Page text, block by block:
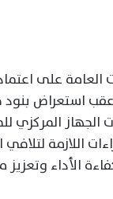
على اعتماد
عقب استعراض
المركزي
اللازمة لتلافي
الأداء وتعزيز